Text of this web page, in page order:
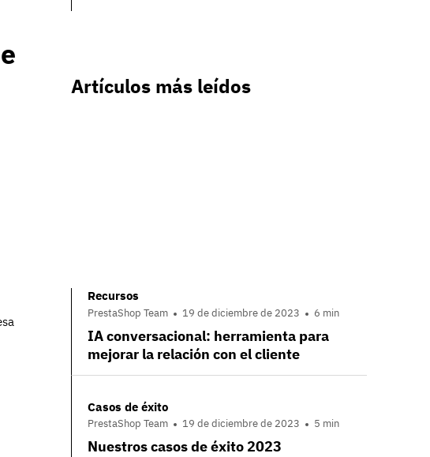
Artículos más leídos
Recursos
PrestaShop Team 19 de diciembre de 2023 6 min
IA conversacional: herramienta para
mejorar la relación con el cliente
Casos de éxito
PrestaShop Team 19 de diciembre de 2023 5 min
Nuestros casos de éxito 2023